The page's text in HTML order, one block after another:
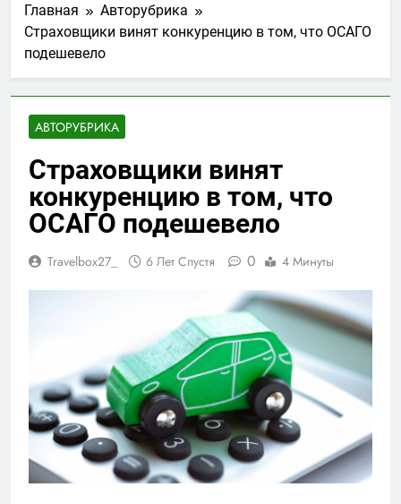
Главная
Авторубрика
Страховщики винят конкуренцию в том, что ОСАГО
подешевело
АВТОРУБРИКА
Страховщики винят
конкуренцию в том, что
ОСАГО подешевело
Travelbox27_ 6 Лет Спустя 0 4 Минуты